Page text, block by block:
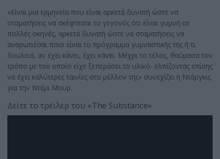
«Είναι μια ερμηνεία που είναι αρκετά δυνατή ώστε να
σταματήσεις να σκέφτεσαι το γεγονός ότι είναι γυμνή σε
πολλές σκηνές, αρκετά δυνατή ώστε να σταματήσεις να
αναρωτιέσαι ποιο είναι το πρόγραμμα γυμναστικής της ή τι
δουλειά, αν έχει κάνει, έχει κάνει. Μέχρι το τέλος, θαύμασα τον
τρόπο με τον οποίο είχε ξεπεράσει το υλικό- ελπίζοντας επίσης
να έχει καλύτερες ταινίες στο μέλλον της» συνεχίζει η Ντάργκις
για την Ντέμι Μουρ.
Δείτε το τρέιλερ του «The Substance»